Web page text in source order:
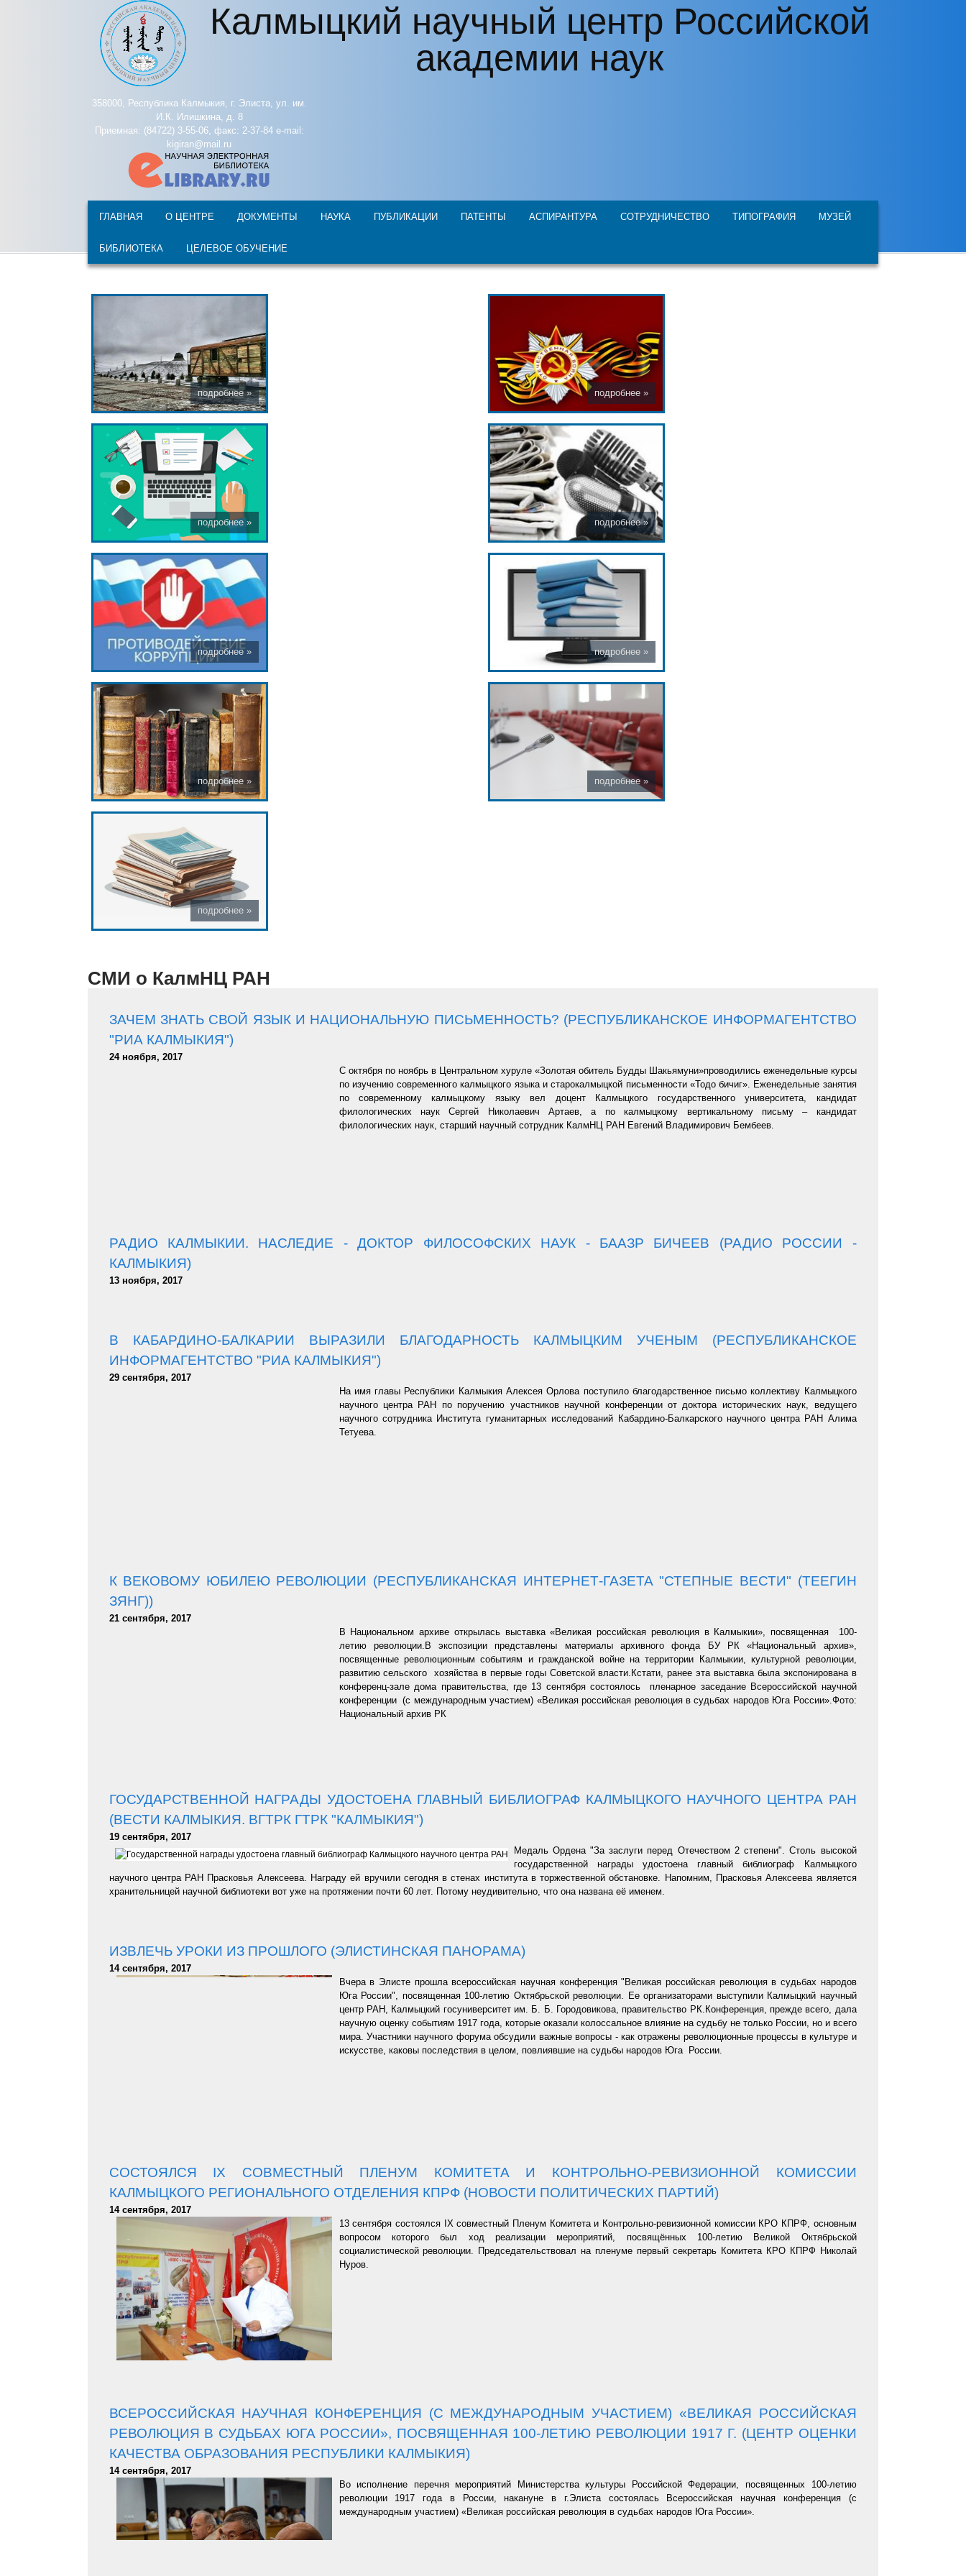
Перейти к основному содержанию Калмыцкий научный центр Российской
академии наук
358000, Республика Калмыкия, г. Элиста, ул. им.
И.К. Илишкина, д. 8
Приемная: (84722) 3-55-06, факс: 2-37-84 e-mail:
kigiran@mail.ru
ГЛАВНАЯ О ЦЕНТРЕ ДОКУМЕНТЫ НАУКА ПУБЛИКАЦИИ ПАТЕНТЫ АСПИРАНТУРА СОТРУДНИЧЕСТВО ТИПОГРАФИЯ МУЗЕЙ
БИБЛИОТЕКА ЦЕЛЕВОЕ ОБУЧЕНИЕ
СМИ о КалмНЦ РАН
ЗАЧЕМ ЗНАТЬ СВОЙ ЯЗЫК И НАЦИОНАЛЬНУЮ ПИСЬМЕННОСТЬ? (РЕСПУБЛИКАНСКОЕ ИНФОРМАГЕНТСТВО
"РИА КАЛМЫКИЯ")
24 ноября, 2017
С октября по ноябрь в Центральном хуруле «Золотая обитель Будды Шакьямуни»проводились еженедельные курсы
по изучению современного калмыцкого языка и старокалмыцкой письменности «Тодо бичиг». Еженедельные занятия
по современному калмыцкому языку вел доцент Калмыцкого государственного университета, кандидат
филологических наук Сергей Николаевич Артаев, а по калмыцкому вертикальному письму ‒ кандидат
филологических наук, старший научный сотрудник КалмНЦ РАН Евгений Владимирович Бембеев.
РАДИО КАЛМЫКИИ. НАСЛЕДИЕ - ДОКТОР ФИЛОСОФСКИХ НАУК - БААЗР БИЧЕЕВ (РАДИО РОССИИ -
КАЛМЫКИЯ)
13 ноября, 2017
В КАБАРДИНО-БАЛКАРИИ ВЫРАЗИЛИ БЛАГОДАРНОСТЬ КАЛМЫЦКИМ УЧЕНЫМ (РЕСПУБЛИКАНСКОЕ
ИНФОРМАГЕНТСТВО "РИА КАЛМЫКИЯ")
29 сентября, 2017
На имя главы Республики Калмыкия Алексея Орлова поступило благодарственное письмо коллективу Калмыцкого
научного центра РАН по поручению участников научной конференции от доктора исторических наук, ведущего
научного сотрудника Института гуманитарных исследований Кабардино-Балкарского научного центра РАН Алима
Тетуева.
К ВЕКОВОМУ ЮБИЛЕЮ РЕВОЛЮЦИИ (РЕСПУБЛИКАНСКАЯ ИНТЕРНЕТ-ГАЗЕТА "СТЕПНЫЕ ВЕСТИ" (ТЕЕГИН
ЗЯНГ))
21 сентября, 2017
В Национальном архиве открылась выставка «Великая российская революция в Калмыкии», посвященная 100-
летию революции.В экспозиции представлены материалы архивного фонда БУ РК «Национальный архив»,
посвященные революционным событиям и гражданской войне на территории Калмыкии, культурной революции,
развитию сельского хозяйства в первые годы Советской власти.Кстати, ранее эта выставка была экспонирована в
конференц-зале дома правительства, где 13 сентября состоялось пленарное заседание Всероссийской научной
конференции (с международным участием) «Великая российская революция в судьбах народов Юга России».Фото:
Национальный архив РК
ГОСУДАРСТВЕННОЙ НАГРАДЫ УДОСТОЕНА ГЛАВНЫЙ БИБЛИОГРАФ КАЛМЫЦКОГО НАУЧНОГО ЦЕНТРА РАН
(ВЕСТИ КАЛМЫКИЯ. ВГТРК ГТРК "КАЛМЫКИЯ")
19 сентября, 2017
Медаль Ордена "За заслуги перед Отечеством 2 степени". Столь высокой
государственной награды удостоена главный библиограф Калмыцкого
научного центра РАН Прасковья Алексеева. Награду ей вручили сегодня в стенах института в торжественной обстановке. Напомним, Прасковья Алексеева является
хранительницей научной библиотеки вот уже на протяжении почти 60 лет. Потому неудивительно, что она названа её именем.
ИЗВЛЕЧЬ УРОКИ ИЗ ПРОШЛОГО (ЭЛИСТИНСКАЯ ПАНОРАМА)
14 сентября, 2017
Вчера в Элисте прошла всероссийская научная конференция "Великая российская революция в судьбах народов
Юга России", посвященная 100-летию Октябрьской революции. Ее организаторами выступили Калмыцкий научный
центр РАН, Калмыцкий госуниверситет им. Б. Б. Городовикова, правительство РК.Конференция, прежде всего, дала
научную оценку событиям 1917 года, которые оказали колоссальное влияние на судьбу не только России, но и всего
мира. Участники научного форума обсудили важные вопросы - как отражены революционные процессы в культуре и
искусстве, каковы последствия в целом, повлиявшие на судьбы народов Юга России.
СОСТОЯЛСЯ IX СОВМЕСТНЫЙ ПЛЕНУМ КОМИТЕТА И КОНТРОЛЬНО-РЕВИЗИОННОЙ КОМИССИИ
КАЛМЫЦКОГО РЕГИОНАЛЬНОГО ОТДЕЛЕНИЯ КПРФ (НОВОСТИ ПОЛИТИЧЕСКИХ ПАРТИЙ)
14 сентября, 2017
13 сентября состоялся IX совместный Пленум Комитета и Контрольно-ревизионной комиссии КРО КПРФ, основным
вопросом которого был ход реализации мероприятий, посвящённых 100-летию Великой Октябрьской
социалистической революции. Председательствовал на пленуме первый секретарь Комитета КРО КПРФ Николай
Нуров.
ВСЕРОССИЙСКАЯ НАУЧНАЯ КОНФЕРЕНЦИЯ (С МЕЖДУНАРОДНЫМ УЧАСТИЕМ) «ВЕЛИКАЯ РОССИЙСКАЯ
РЕВОЛЮЦИЯ В СУДЬБАХ ЮГА РОССИИ», ПОСВЯЩЕННАЯ 100-ЛЕТИЮ РЕВОЛЮЦИИ 1917 Г. (ЦЕНТР ОЦЕНКИ
КАЧЕСТВА ОБРАЗОВАНИЯ РЕСПУБЛИКИ КАЛМЫКИЯ)
14 сентября, 2017
Во исполнение перечня мероприятий Министерства культуры Российской Федерации, посвященных 100-летию
революции 1917 года в России, накануне в г.Элиста состоялась Всероссийская научная конференция (с
международным участием) «Великая российская революция в судьбах народов Юга России».